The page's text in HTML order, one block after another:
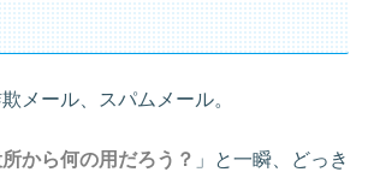
メール、スパムメール。
から何の用だろう？ 」と一瞬、どっき